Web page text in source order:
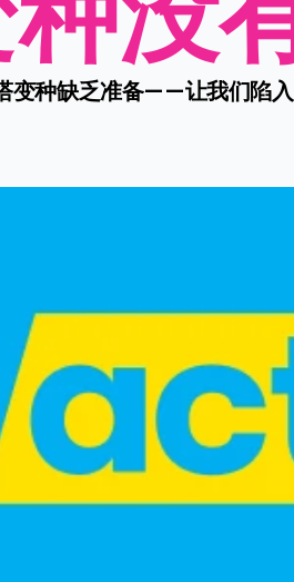
变种缺乏准备——让我们陷